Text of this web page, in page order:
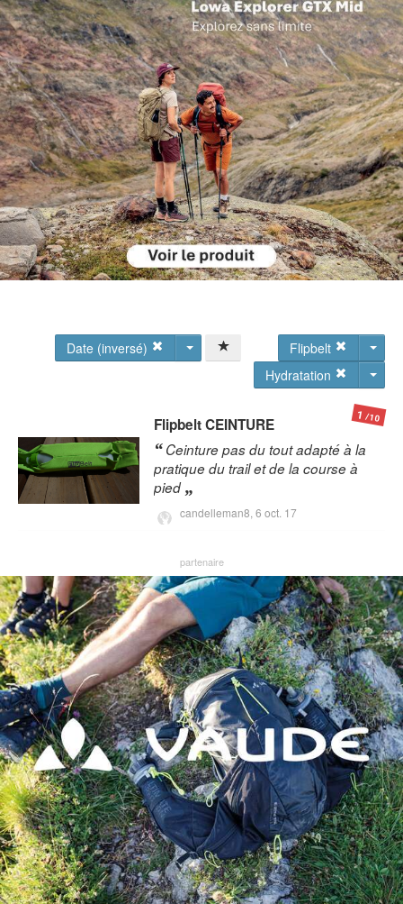
Date (inversé)
Flipbelt
Hydratation
FlipbeltCEINTURE
Ceinture pas du tout adapté à la
pratique du trail et de la course à
pied
candelleman8, 6 oct. 17
1/10